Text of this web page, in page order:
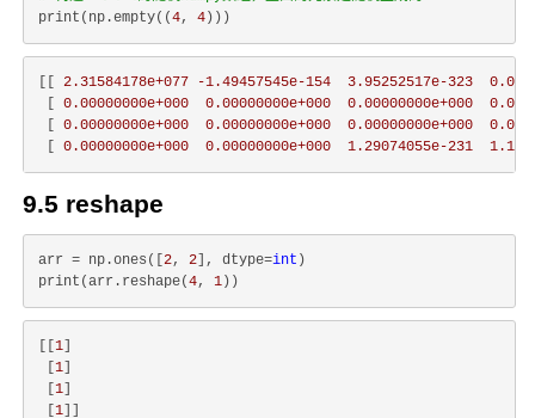
print(np.empty((4, 4
2.31584178e+077 -1.49457545e-154 3.95252517e-323
0.00000000e+000 0.00000000e+000 0.00000000e+000
0.00000000e+000 0.00000000e+000 0.00000000e+000
0.00000000e+000 0.00000000e+000 1.29074055e-231
9.5 reshape
arr = np.ones([ 2, 2 ], dtype=int )
print(arr.reshape(4, 1
1
1
1
1